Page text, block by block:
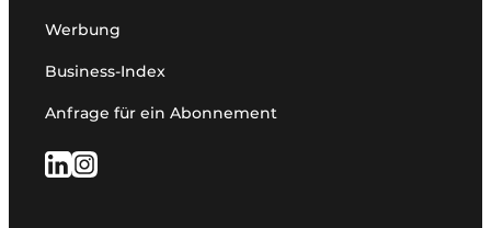
Werbung
Business-Index
Anfrage für ein Abonnement